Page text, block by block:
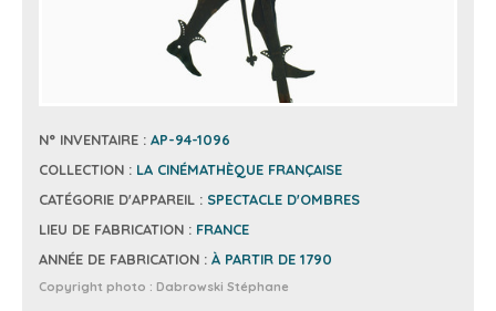
N° INVENTAIRE : AP-94-1096
COLLECTION : LA CINÉMATHÈQUE FRANÇAISE
CATÉGORIE D'APPAREIL : SPECTACLE D'OMBRES
LIEU DE FABRICATION : FRANCE
ANNÉE DE FABRICATION : À PARTIR DE 1790
Copyright photo : Dabrowski Stéphane